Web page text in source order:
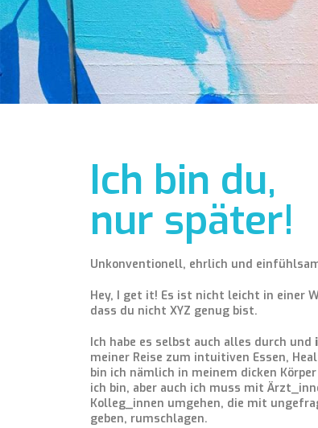
Ich bin du,
nur später!
Unkonventionell, ehrlich und
Hey, I get it! Es ist nicht leicht in einer
dass du nicht XYZ genug bist.
Ich habe es selbst auch alles durch und
meiner Reise zum intuitiven Essen,
bin ich nämlich in meinem dicken
ich bin, aber auch ich muss mit
Kolleg_innen umgehen, die mit
geben, rumschlagen.